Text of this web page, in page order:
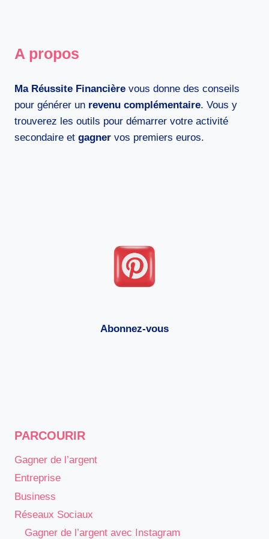
A propos
Ma Réussite Financière vous donne des conseils
pour générer un revenu complémentaire. Vous y
trouverez les outils pour démarrer votre activité
secondaire et gagner vos premiers euros.
Abonnez-vous
PARCOURIR
Gagner de l’argent
Entreprise
Business
Réseaux Sociaux
Gagner de l’argent avec Instagram